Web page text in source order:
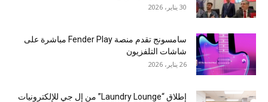
30 يناير، 2026
سامسونج تقدم منصة Fender Play مباشرة على
شاشات التلفزيون
26 يناير، 2026
إطلاق “Laundry Lounge” من إل جي للإلكترونيات